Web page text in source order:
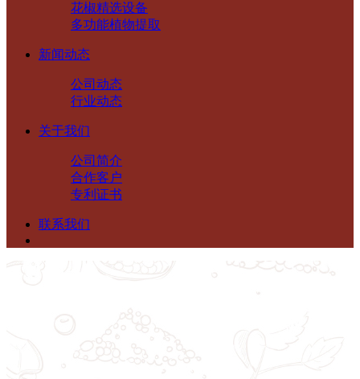
花椒精选设备
多功能植物提取
新闻动态
公司动态
行业动态
关于我们
公司简介
合作客户
专利证书
联系我们